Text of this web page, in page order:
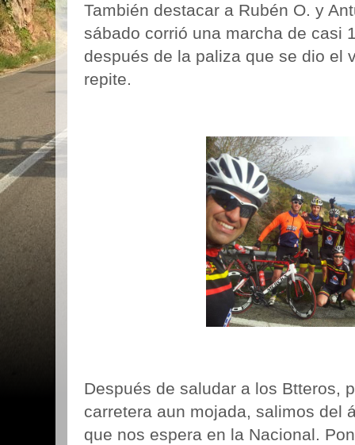
También destacar a Rubén O. y
sábado corrió una marcha de casi
después de la paliza que se dio el
repite.
Después de saludar a los Btteros,
carretera aun mojada, salimos del
que nos espera en la Nacional.